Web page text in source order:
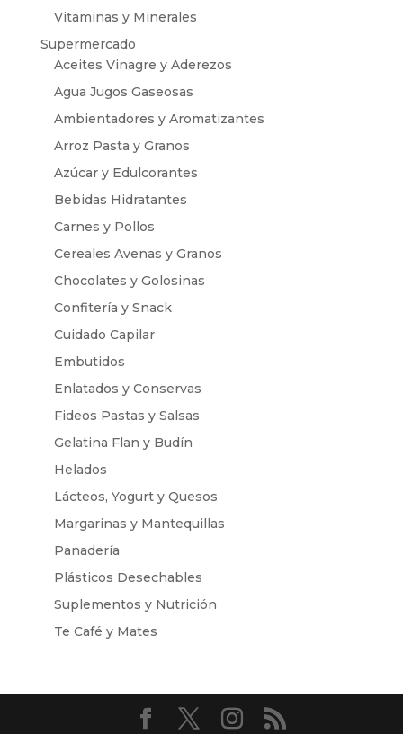
Vitaminas y Minerales
Supermercado
Aceites Vinagre y Aderezos
Agua Jugos Gaseosas
Ambientadores y Aromatizantes
Arroz Pasta y Granos
Azúcar y Edulcorantes
Bebidas Hidratantes
Carnes y Pollos
Cereales Avenas y Granos
Chocolates y Golosinas
Confitería y Snack
Cuidado Capilar
Embutidos
Enlatados y Conservas
Fideos Pastas y Salsas
Gelatina Flan y Budín
Helados
Lácteos, Yogurt y Quesos
Margarinas y Mantequillas
Panadería
Plásticos Desechables
Suplementos y Nutrición
Te Café y Mates